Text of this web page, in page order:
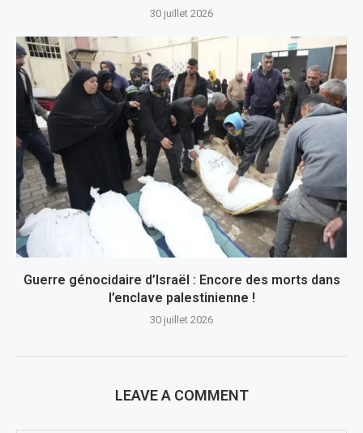
30 juillet 2026
Guerre génocidaire d’Israël : Encore des morts dans
l’enclave palestinienne !
30 juillet 2026
LEAVE A COMMENT